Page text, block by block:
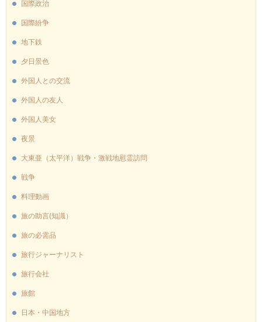
国際政治
国際紛争
地下鉄
夕日景色
外国人との交流
外国人の友人
外国人美女
夜景
大東亜（太平洋）戦争・激戦地慰霊訪問
戦争
料理動画
旅の助言(知識）
旅の必需品
旅行ジャーナリスト
旅行会社
旅館
日本・中国地方